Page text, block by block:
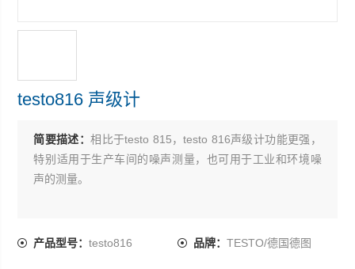
testo816 声级计
简要描述：相比于testo 815，testo 816声级计功能更强，
特别适用于生产车间的噪声测量，也可用于工业和环境噪
声的测量。
产品型号：testo816 品牌： TESTO/德国德图